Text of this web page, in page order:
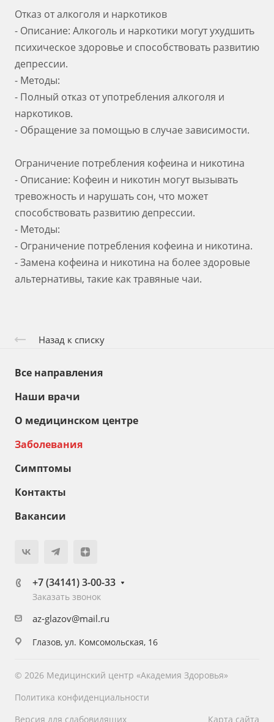
Отказ от алкоголя и наркотиков
- Описание: Алкоголь и наркотики могут ухудшить
психическое здоровье и способствовать развитию
депрессии.
- Методы:
- Полный отказ от употребления алкоголя и
наркотиков.
- Обращение за помощью в случае зависимости.
Ограничение потребления кофеина и никотина
- Описание: Кофеин и никотин могут вызывать
тревожность и нарушать сон, что может
способствовать развитию депрессии.
- Методы:
- Ограничение потребления кофеина и никотина.
- Замена кофеина и никотина на более здоровые
альтернативы, такие как травяные чаи.
Назад к списку
Все направления
Наши врачи
О медицинском центре
Заболевания
Симптомы
Контакты
Вакансии
+7 (34141) 3-00-33
Заказать звонок
az-glazov@mail.ru
Глазов, ул. Комсомольская, 16
© 2026 Медицинский центр «Академия Здоровья»
Политика конфиденциальности
Версия для слабовидящих
Карта сайта